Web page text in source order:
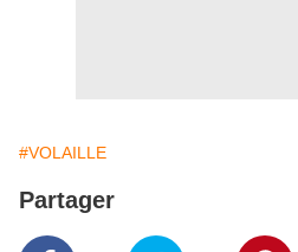
#VOLAILLE
Partager